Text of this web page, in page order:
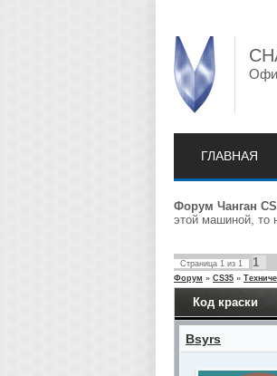
ГЛАВНАЯ
Форум Чанган
этой машиной, то
Страница 1 из 1 1
Форум » CS35 »
Код краски
Bsyrs